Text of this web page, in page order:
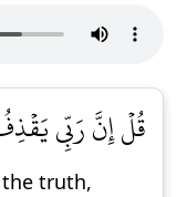
قُلۡ إِنَّ رَبِّي
the truth,